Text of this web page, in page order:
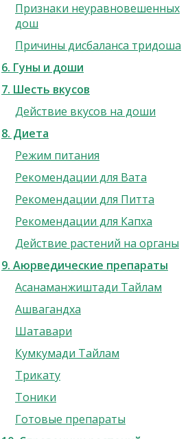
Признаки неуравновешенных
дош
Причины дисбаланса тридоша
6. Гуны и доши
7. Шесть вкусов
Действие вкусов на доши
8. Диета
Режим питания
Рекомендации для Вата
Рекомендации для Питта
Рекомендации для Капха
Действие растений на органы
9. Аюрведические препараты
Асанаманжиштади Тайлам
Ашвагандха
Шатавари
Кумкумади Тайлам
Трикату
Тоники
Готовые препараты